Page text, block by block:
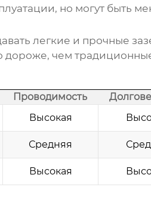
но могут быть
легкие и прочные
дороже, чем
Проводимость
Высокая
Средняя
Высокая